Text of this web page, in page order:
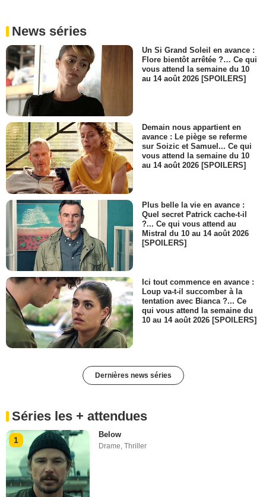
News séries
Un Si Grand Soleil en avance :
Flore bientôt arrêtée ?… Ce qui
vous attend la semaine du 10
au 14 août 2026 [SPOILERS]
Demain nous appartient en
avance : Le piège se referme
sur Soizic et Samuel... Ce qui
vous attend la semaine du 10
au 14 août 2026 [SPOILERS]
Plus belle la vie en avance :
Quel secret Patrick cache-t-il
?... Ce qui vous attend au
Mistral du 10 au 14 août 2026
[SPOILERS]
Ici tout commence en avance :
Loup va-t-il succomber à la
tentation avec Bianca ?... Ce
qui vous attend la semaine du
10 au 14 août 2026 [SPOILERS]
Dernières news séries
Séries les + attendues
1
Below
Drame,Thriller